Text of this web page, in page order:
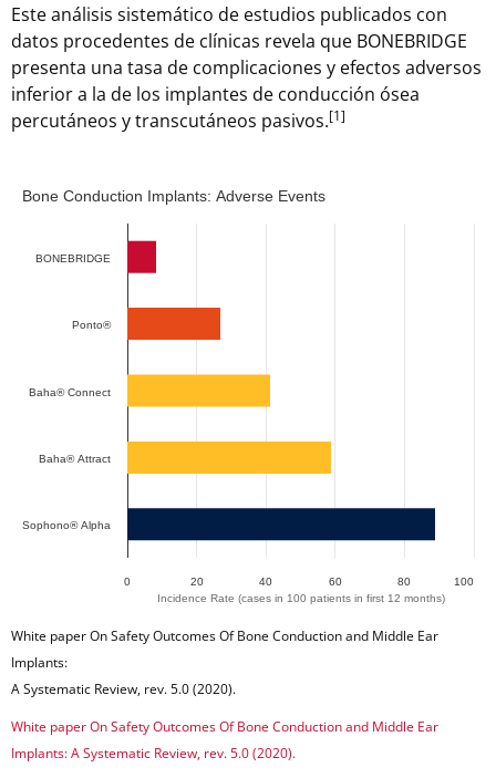
Este análisis sistemático de estudios publicados con
datos procedentes de clínicas revela que BONEBRIDGE
presenta una tasa de complicaciones y efectos adversos
inferior a la de los implantes de conducción ósea
percutáneos y transcutáneos pasivos.[1]
Bone Conduction Implants: Adverse Events
Bar chart with 2 data series.
The chart has 1 X axis displaying categories.
Incidence Rate (cases in 100 patients in first 12 months)
Bone Conduction Implants: Adverse Events
0 20 40 60 80 100
BONEBRIDGE
Ponto®
Baha® Connect
Baha® Attract
Sophono® Alpha
End of interactive chart.
White paper On Safety Outcomes Of Bone Conduction and Middle Ear
Implants:
A Systematic Review, rev. 5.0 (2020).
White paper On Safety Outcomes Of Bone Conduction and Middle Ear
Implants: A Systematic Review, rev. 5.0 (2020).